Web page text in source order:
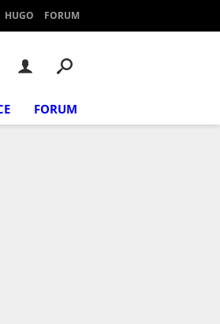
HUGO FORUM
FORUM